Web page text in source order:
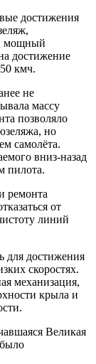
достижения
мощный
достижение
кмч.
не
массу
позволяло
но
самолёта.
вниз-назад
пилота.
ремонта
от
линий
для достижения
скоростях.
механизация,
крыла и
Великая